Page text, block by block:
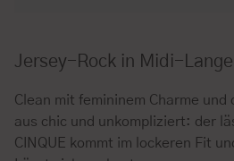
Jersey-Rock in Midi-Lange
Clean mit femininem Charme
aus chic und unkompliziert: der
CINQUE kommt im lockeren Fit